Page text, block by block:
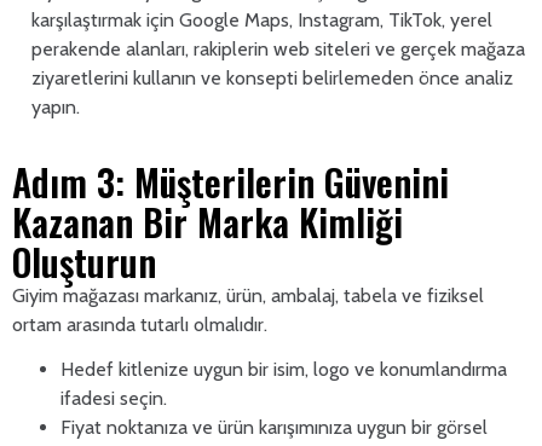
karşılaştırmak için Google Maps, Instagram, TikTok, yerel
perakende alanları, rakiplerin web siteleri ve gerçek mağaza
ziyaretlerini kullanın ve konsepti belirlemeden önce analiz
yapın.
Adım 3: Müşterilerin Güvenini
Kazanan Bir Marka Kimliği
Oluşturun
Giyim mağazası markanız, ürün, ambalaj, tabela ve fiziksel
ortam arasında tutarlı olmalıdır.
Hedef kitlenize uygun bir isim, logo ve konumlandırma
ifadesi seçin.
Fiyat noktanıza ve ürün karışımınıza uygun bir görsel